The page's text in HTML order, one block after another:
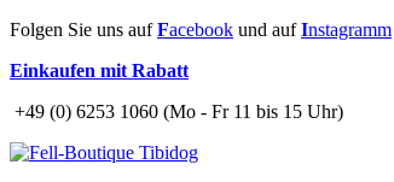
Zum
springen
Folgen Sie uns aufFacebook und aufInstagramm
Einkaufen mit Rabatt
+49 (0) 6253 1060 (Mo - Fr 11 bis 15 Uhr)